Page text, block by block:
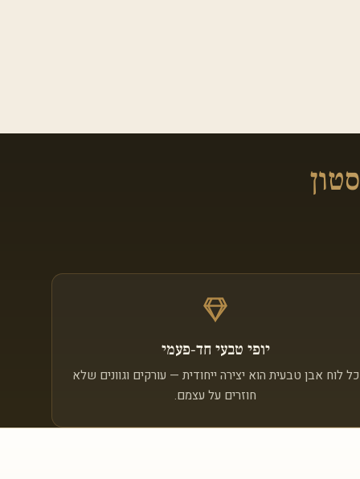
יופי טבעי חד‑פעמי
כל לוח אבן טבעית הוא יצירה ייחודית — עורקים וגוונים שלא
חוזרים על עצמם.